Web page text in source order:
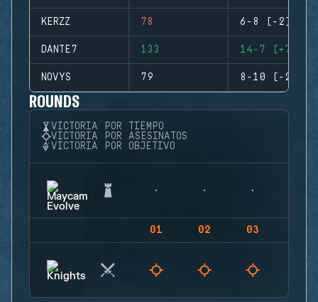
KERZZ 78 6-8 (-2)
DANTE7 133 14-7 (+7)
NOVYS 79 8-10 (-2)
ROUNDS
VICTORIA POR TIEMPO
VICTORIA POR ASESINATOS
VICTORIA POR OBJETIVO
01 02 03